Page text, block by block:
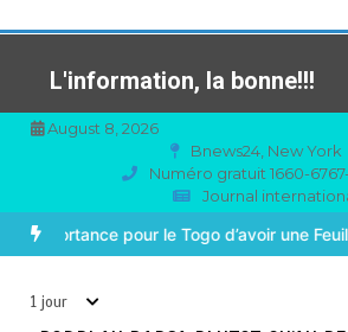
au
contenuL'information, la bonne!!!
August 8, 2026
Bnews24, New York
Numéro gratuit 1660-
Journal
REAL MADRID : Les révélations
1 jour
TOGO : Sauver la mère devient un